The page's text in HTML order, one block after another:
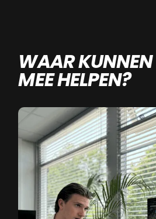
WAAR
MEE HELPEN?